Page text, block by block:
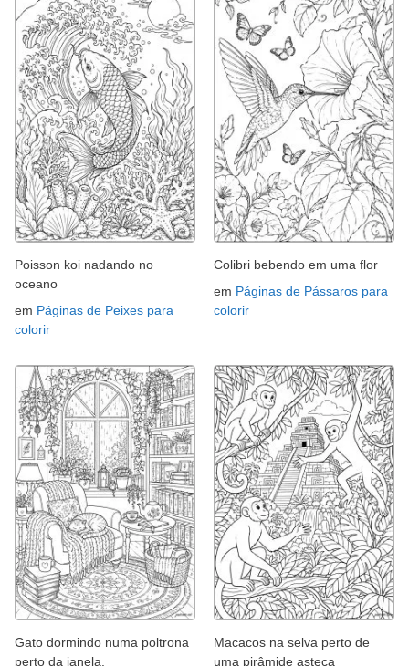
Poisson koi nadando no
oceano
em Páginas de Peixes para
colorir
Colibri bebendo em uma flor
em Páginas de Pássaros para
colorir
Gato dormindo numa poltrona
perto da janela.
Macacos na selva perto de
uma pirâmide asteca